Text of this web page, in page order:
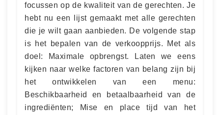
focussen op de kwaliteit van de gerechten. Je
hebt nu een lijst gemaakt met alle gerechten
die je wilt gaan aanbieden. De volgende stap
is het bepalen van de verkoopprijs. Met als
doel: Maximale opbrengst. Laten we eens
kijken naar welke factoren van belang zijn bij
het ontwikkelen van een menu:
Beschikbaarheid en betaalbaarheid van de
ingrediënten; Mise en place tijd van het